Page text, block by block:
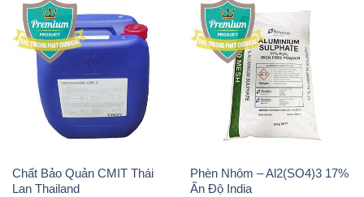
Chất Bảo Quản CMIT Thái
Lan Thailand
Phèn Nhôm – Al2(SO4)3 17%
Ấn Độ India